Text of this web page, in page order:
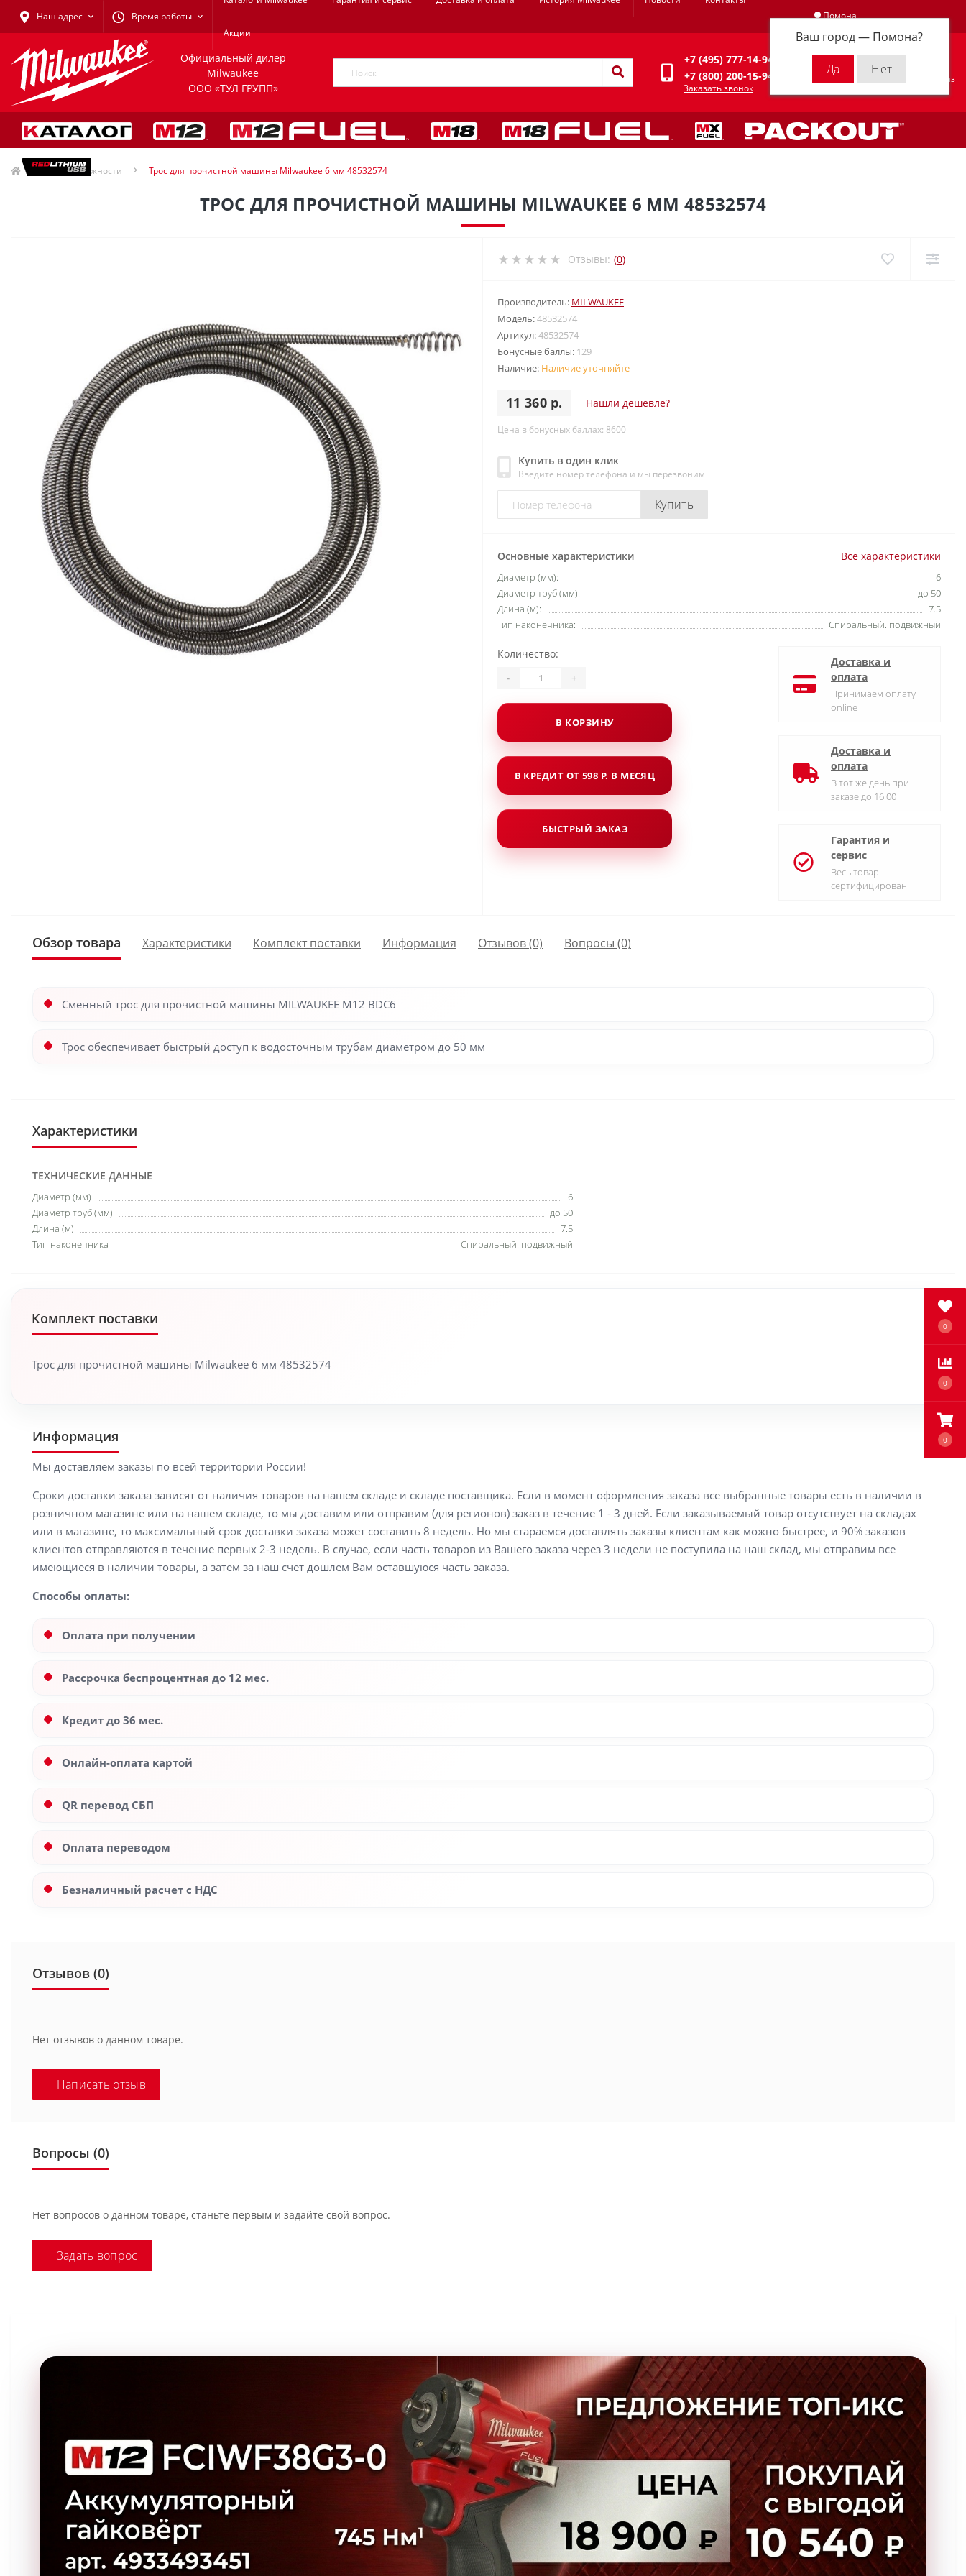
0
0
0
Наш адрес Время работы
Акции
Помона
Ваш город — Помона?
Личный кабинет
Официальный дилер
Milwaukee
ООО «ТУЛ ГРУПП»
+7 (495) 777-14-94
+7 (800) 200-15-94
Заказать звонок
0 р.
Оформить заказ
Принадлежности Трос для прочистной машины Milwaukee 6 мм 48532574
ТРОС ДЛЯ ПРОЧИСТНОЙ МАШИНЫ MILWAUKEE 6 ММ 48532574
Отзывы: (0)
Производитель: MILWAUKEE
Модель:48532574
Артикул:48532574
Бонусные баллы: 129
Наличие: Наличие уточняйте
11 360 р. Нашли дешевле?
Цена в бонусных баллах: 8600
Купить в один клик
Введите номер телефона и мы перезвоним
Купить
Основные характеристики Все характеристики
Диаметр (мм):
6
Диаметр труб (мм):
до 50
Длина (м):
7.5
Тип наконечника:
Спиральный. подвижный
Количество:
- +
В КОРЗИНУ
В КРЕДИТ ОТ 598 Р. В МЕСЯЦ
БЫСТРЫЙ ЗАКАЗ
Доставка и
оплата
Принимаем оплату
online
Доставка и
оплата
В тот же день при
заказе до 16:00
Гарантия и
сервис
Весь товар
сертифицирован
Обзор товара Характеристики Комплект поставки Информация Отзывов (0) Вопросы (0)
Сменный трос для прочистной машины MILWAUKEE M12 BDC6
Трос обеспечивает быстрый доступ к водосточным трубам диаметром до 50 мм
Характеристики
ТЕХНИЧЕСКИЕ ДАННЫЕ
Диаметр (мм)
6
Диаметр труб (мм)
до 50
Длина (м)
7.5
Тип наконечника
Спиральный. подвижный
Комплект поставки
Трос для прочистной машины Milwaukee 6 мм 48532574
Информация
Мы доставляем заказы по всей территории России!
Сроки доставки заказа зависят от наличия товаров на нашем складе и складе поставщика. Если в момент оформления заказа все выбранные товары есть в наличии в
розничном магазине или на нашем складе, то мы доставим или отправим (для регионов) заказ в течение 1 - 3 дней. Если заказываемый товар отсутствует на складах
или в магазине, то максимальный срок доставки заказа может составить 8 недель. Но мы стараемся доставлять заказы клиентам как можно быстрее, и 90% заказов
клиентов отправляются в течение первых 2-3 недель. В случае, если часть товаров из Вашего заказа через 3 недели не поступила на наш склад, мы отправим все
имеющиеся в наличии товары, а затем за наш счет дошлем Вам оставшуюся часть заказа.
Способы оплаты:
Оплата при получении
Рассрочка беспроцентная до 12 мес.
Кредит до 36 мес.
Онлайн-оплата картой
QR перевод СБП
Оплата переводом
Безналичный расчет с НДС
Отзывов (0)
Нет отзывов о данном товаре.
+ Написать отзыв
Вопросы (0)
Нет вопросов о данном товаре, станьте первым и задайте свой вопрос.
+ Задать вопрос